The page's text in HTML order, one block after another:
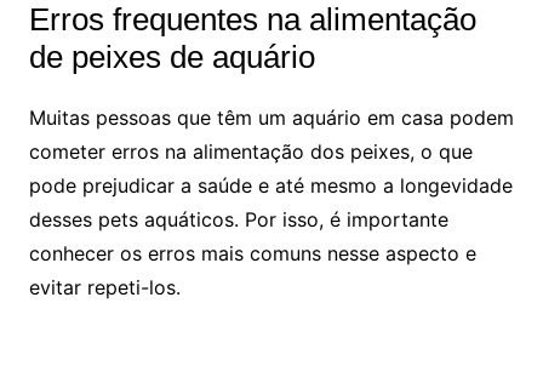
Erros frequentes na alimentação
de peixes de⁢ aquário
Muitas pessoas ​que⁣ têm⁤ um aquário em ⁢casa​ podem
cometer ‍erros na alimentação⁤ dos peixes, o que
⁤pode prejudicar a⁤ saúde⁢ e‌ até mesmo a ‌longevidade
desses pets aquáticos. Por ⁤isso, ⁢é importante
conhecer os‍ erros mais comuns nesse aspecto e
evitar repeti-los. ‍